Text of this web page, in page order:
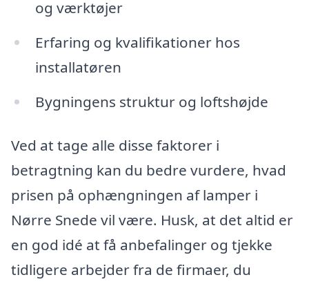
og værktøjer
Erfaring og kvalifikationer hos
installatøren
Bygningens struktur og loftshøjde
Ved at tage alle disse faktorer i
betragtning kan du bedre vurdere, hvad
prisen på ophængningen af lamper i
Nørre Snede vil være. Husk, at det altid er
en god idé at få anbefalinger og tjekke
tidligere arbejder fra de firmaer, du